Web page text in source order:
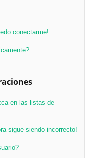
conectarme!
en las listas de
sigue siendo incorrecto!